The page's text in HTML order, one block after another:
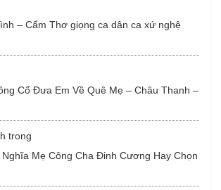
– Cẩm Thơ giọng ca dân ca xứ nghệ
Cổ Đưa Em Về Quê Mẹ – Châu Thanh –
trong
Nghĩa Mẹ Công Cha Đinh Cương Hay Chọn